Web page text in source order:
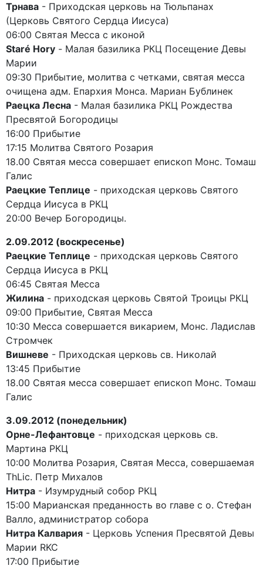
Трнава - Приходская церковь на Тюльпанах
(Церковь Святого Сердца Иисуса)
06:00 Святая Месса с иконой
Staré Hory - Малая базилика РКЦ Посещение Девы
Марии
09:30 Прибытие, молитва с четками, святая месса
очищена адм. Епархия Монса. Мариан Бублинек
Раецка Лесна - Малая базилика РКЦ Рождества
Пресвятой Богородицы
16:00 Прибытие
17:15 Молитва Святого Розария
18.00 Святая месса совершает епископ Монс. Томаш
Галис
Раецкие Теплице - приходская церковь Святого
Сердца Иисуса в РКЦ
20:00 Вечер Богородицы.
2.09.2012 (воскресенье)
Раецкие Теплице - приходская церковь Святого
Сердца Иисуса в РКЦ
06:45 Святая Месса
Жилина - приходская церковь Святой Троицы РКЦ
09:00 Прибытие, Святая Месса
10:30 Месса совершается викарием, Монс. Ладислав
Стромчек
Вишневе - Приходская церковь св. Николай
13:45 Прибытие
18.00 Святая месса совершает епископ Монс. Томаш
Галис
3.09.2012 (понедельник)
Орне-Лефантовце - приходская церковь св.
Мартина РКЦ
10:00 Молитва Розария, Святая Месса, совершаемая
ThLic. Петр Михалов
Нитра - Изумрудный собор РКЦ
15:00 Марианская преданность во главе с о. Стефан
Валло, администратор собора
Нитра Калвария - Церковь Успения Пресвятой Девы
Марии RKC
17:00 Прибытие